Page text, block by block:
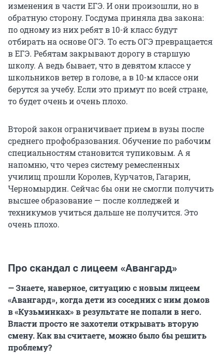
изменения в части ЕГЭ. И они произошли, но в
обратную сторону. Госдума приняла два закона:
по одному из них ребят в 10-й класс будут
отбирать на основе ОГЭ. То есть ОГЭ превращается
в ЕГЭ. Ребятам закрывают дорогу в старшую
школу. А ведь бывает, что в девятом классе у
школьников ветер в голове, а в 10-м классе они
берутся за учебу. Если это примут по всей стране,
то будет очень и очень плохо.
Второй закон ограничивает прием в вузы после
среднего профобразования. Обучение по рабочим
специальностям становится тупиковым. А я
напомню, что через систему ремесленных
училищ прошли Королев, Курчатов, Гагарин,
Черномырдин. Сейчас бы они не смогли получить
высшее образование — после колледжей и
техникумов учиться дальше не получится. Это
очень плохо.
Про скандал с лицеем «Авангард»
— Знаете, наверное, ситуацию с новым лицеем
«Авангард», когда дети из соседних с ним домов
в «Кузьминках» в результате не попали в него.
Власти просто не захотели открывать вторую
смену. Как вы считаете, можно было бы решить
проблему?